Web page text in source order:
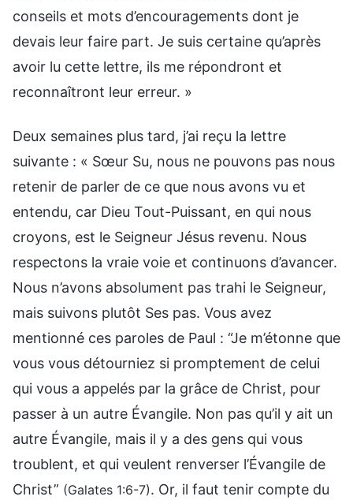
conseils et mots d’encouragements dont je
devais leur faire part. Je suis certaine qu’après
avoir lu cette lettre, ils me répondront et
reconnaîtront leur erreur. »
Deux semaines plus tard, j’ai reçu la lettre
suivante : « Sœur Su, nous ne pouvons pas nous
retenir de parler de ce que nous avons vu et
entendu, car Dieu Tout-Puissant, en qui nous
croyons, est le Seigneur Jésus revenu. Nous
respectons la vraie voie et continuons d’avancer.
Nous n’avons absolument pas trahi le Seigneur,
mais suivons plutôt Ses pas. Vous avez
mentionné ces paroles de Paul : “Je m’étonne que
vous vous détourniez si promptement de celui
qui vous a appelés par la grâce de Christ, pour
passer à un autre Évangile. Non pas qu’il y ait un
autre Évangile, mais il y a des gens qui vous
troublent, et qui veulent renverser l’Évangile de
Christ” (Galates 1:6-7). Or, il faut tenir compte du